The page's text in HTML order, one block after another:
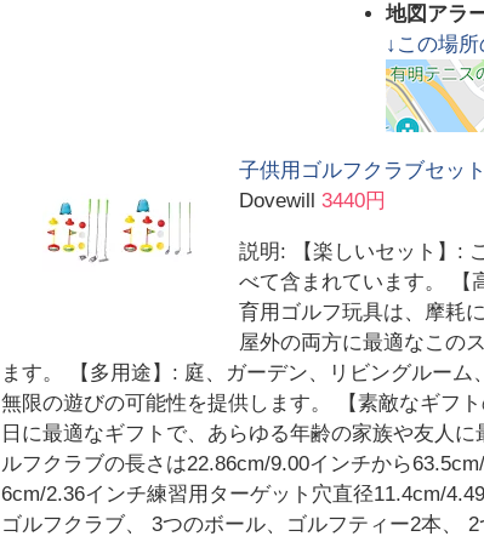
地図アラ
↓この場
子供用ゴルフクラブセッ
Dovewill
3440円
説明: 【楽しいセット】:
べて含まれています。 【
育用ゴルフ玩具は、摩耗
屋外の両方に最適なこの
ます。 【多用途】: 庭、ガーデン、リビングルー
無限の遊びの可能性を提供します。 【素敵なギフ
日に最適なギフトで、あらゆる年齢の家族や友人
ルフクラブの長さは22.86cm/9.00インチから
6cm/2.36インチ練習用ターゲット穴直径11.4cm/
ゴルフクラブ、 3つのボール、ゴルフティー2本、